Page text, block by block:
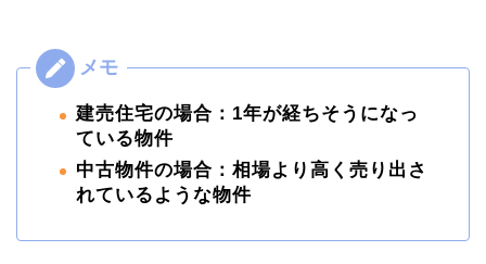
建売住宅の場合：1年が経ちそうになっ
ている物件
中古物件の場合：相場より高く売り出さ
れているような物件